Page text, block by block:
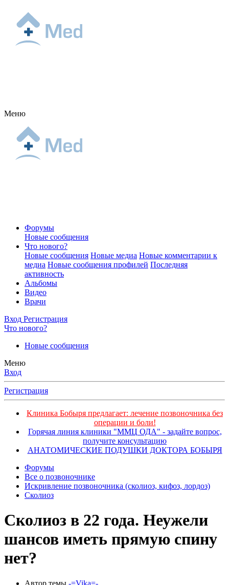
Меню
Форумы
Новые сообщения
Что нового?
Новые сообщения Новые медиа Новые комментарии к
медиа Новые сообщения профилей Последняя
активность
Альбомы
Видео
Врачи
Вход Регистрация
Что нового?
Новые сообщения
Меню
Вход
Регистрация
Клиника Бобыря предлагает: лечение позвоночника без
операции и боли!
Горячая линия клиники "ММЦ ОДА" - задайте вопрос,
получите консультацию
АНАТОМИЧЕСКИЕ ПОДУШКИ ДОКТОРА БОБЫРЯ
Форумы
Все о позвоночнике
Искривление позвоночника (сколиоз, кифоз, лордоз)
Сколиоз
Сколиоз в 22 года. Неужели
шансов иметь прямую спину
нет?
Автор темы -=Vika=-